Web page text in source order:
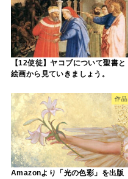
【12使徒】ヤコブについて聖書と
絵画から見ていきましょう。
作品
Amazonより「光の色彩」を出版